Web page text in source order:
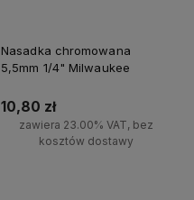
Nasadka chromowana
5,5mm 1/4" Milwaukee
10,80 zł
zawiera 23.00% VAT, bez
kosztów dostawy